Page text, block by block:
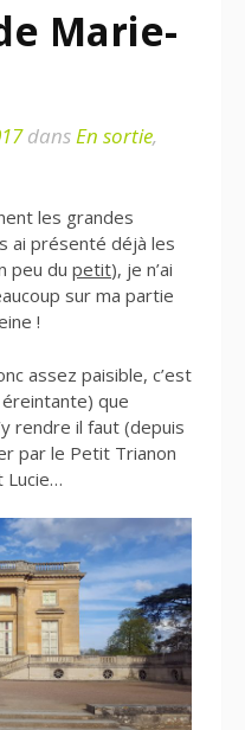
Marie-
dansEn sortie,
les grandes
ai présenté déjà les
peu du petit), je n’ai
sur ma partie
!
assez paisible, c’est
que
rendre il faut (depuis
par le Petit Trianon
Lucie…